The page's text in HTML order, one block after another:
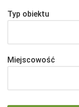
Typ obiektu
Miejscowość